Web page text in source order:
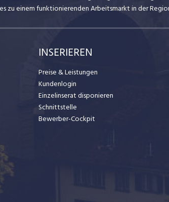
zu einem funktionierenden Arbeitsmarkt in der
INSERIEREN
Preise & Leistungen
Kundenlogin
Einzelinserat disponieren
Schnittstelle
Bewerber-Cockpit